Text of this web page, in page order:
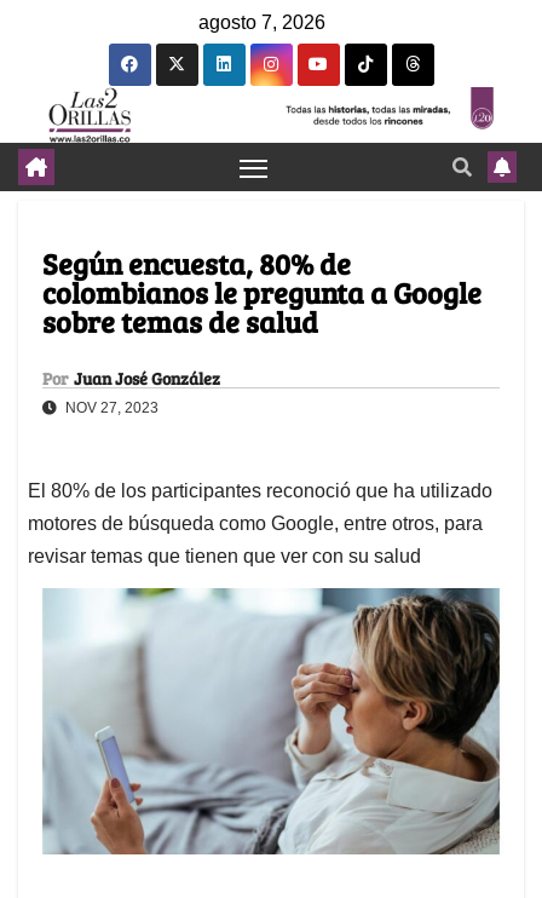
agosto 7, 2026
Según encuesta, 80% de
colombianos le pregunta a Google
sobre temas de salud
Por Juan José González
NOV 27, 2023
El 80% de los participantes reconoció que ha utilizado
motores de búsqueda como Google, entre otros, para
revisar temas que tienen que ver con su salud